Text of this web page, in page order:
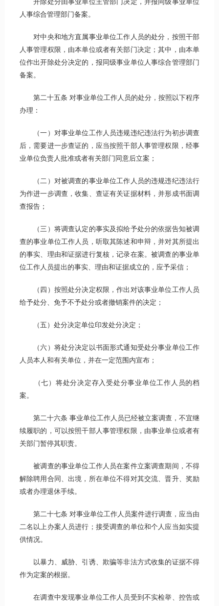
开除处分由事业单位主管部门决定，并报同级事业单位
人事综合管理部门备案。
对中央和地方直属事业单位工作人员的处分，按照干部
人事管理权限，由本单位或者有关部门决定；其中，由本单
位作出开除处分决定的，报同级事业单位人事综合管理部门
备案。
第二十五条 对事业单位工作人员的处分，按照以下程序
办理：
（一）对事业单位工作人员违规违纪违法行为初步调查
后，需要进一步查证的，应当按照干部人事管理权限，经事
业单位负责人批准或者有关部门同意后立案；
（二）对被调查的事业单位工作人员的违规违纪违法行
为作进一步调查，收集、查证有关证据材料，并形成书面调
查报告；
（三）将调查认定的事实及拟给予处分的依据告知被调
查的事业单位工作人员，听取其陈述和申辩，并对其所提出
的事实、理由和证据进行复核，记录在案。被调查的事业单
位工作人员提出的事实、理由和证据成立的，应予采信；
（四）按照处分决定权限，作出对该事业单位工作人员
给予处分、免予不予处分或者撤销案件的决定；
（五）处分决定单位印发处分决定；
（六）将处分决定以书面形式通知受处分事业单位工作
人员本人和有关单位，并在一定范围内宣布；
（七）将处分决定存入受处分事业单位工作人员的档
案。
第二十六条 事业单位工作人员已经被立案调查，不宜继
续履职的，可以按照干部人事管理权限，由事业单位或者有
关部门暂停其职责。
被调查的事业单位工作人员在案件立案调查期间，不得
解除聘用合同、出境，所在单位不得对其交流、晋升、奖励
或者办理退休手续。
第二十七条 对事业单位工作人员案件进行调查，应当由
二名以上办案人员进行；接受调查的单位和个人应当如实提
供情况。
以暴力、威胁、引诱、欺骗等非法方式收集的证据不得
作为定案的根据。
在调查中发现事业单位工作人员受到不实检举、控告或